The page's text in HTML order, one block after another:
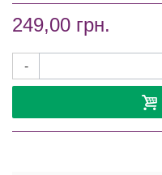
249,00 грн.
-